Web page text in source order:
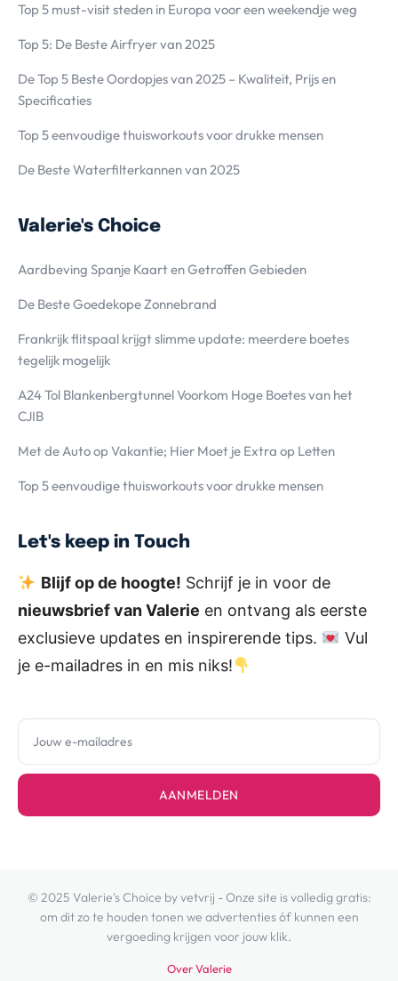
Top 5 must-visit steden in Europa voor een weekendje weg
Top 5: De Beste Airfryer van 2025
De Top 5 Beste Oordopjes van 2025 – Kwaliteit, Prijs en
Specificaties
Top 5 eenvoudige thuisworkouts voor drukke mensen
De Beste Waterfilterkannen van 2025
Valerie's Choice
Aardbeving Spanje Kaart en Getroffen Gebieden
De Beste Goedekope Zonnebrand
Frankrijk flitspaal krijgt slimme update: meerdere boetes
tegelijk mogelijk
A24 Tol Blankenbergtunnel Voorkom Hoge Boetes van het
CJIB
Met de Auto op Vakantie; Hier Moet je Extra op Letten
Top 5 eenvoudige thuisworkouts voor drukke mensen
Let's keep in Touch
Blijf op de hoogte! Schrijf je in voor de
nieuwsbrief van Valerie en ontvang als eerste
exclusieve updates en inspirerende tips.
Vul
je e-mailadres in en mis niks!
AANMELDEN
© 2025 Valerie's Choice by vetvrij - Onze site is volledig gratis:
om dit zo te houden tonen we advertenties óf kunnen een
vergoeding krijgen voor jouw klik.
Over Valerie